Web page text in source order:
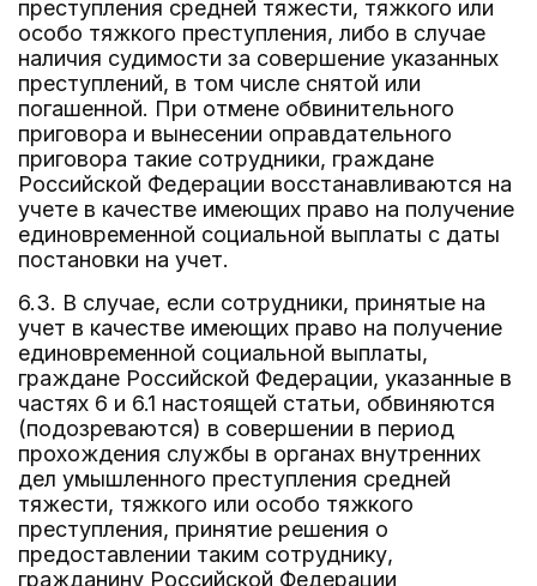
преступления средней тяжести, тяжкого или
особо тяжкого преступления, либо в случае
наличия судимости за совершение указанных
преступлений, в том числе снятой или
погашенной. При отмене обвинительного
приговора и вынесении оправдательного
приговора такие сотрудники, граждане
Российской Федерации восстанавливаются на
учете в качестве имеющих право на получение
единовременной социальной выплаты с даты
постановки на учет.
6.3. В случае, если сотрудники, принятые на
учет в качестве имеющих право на получение
единовременной социальной выплаты,
граждане Российской Федерации, указанные в
частях 6 и 6.1 настоящей статьи, обвиняются
(подозреваются) в совершении в период
прохождения службы в органах внутренних
дел умышленного преступления средней
тяжести, тяжкого или особо тяжкого
преступления, принятие решения о
предоставлении таким сотруднику,
гражданину Российской Федерации